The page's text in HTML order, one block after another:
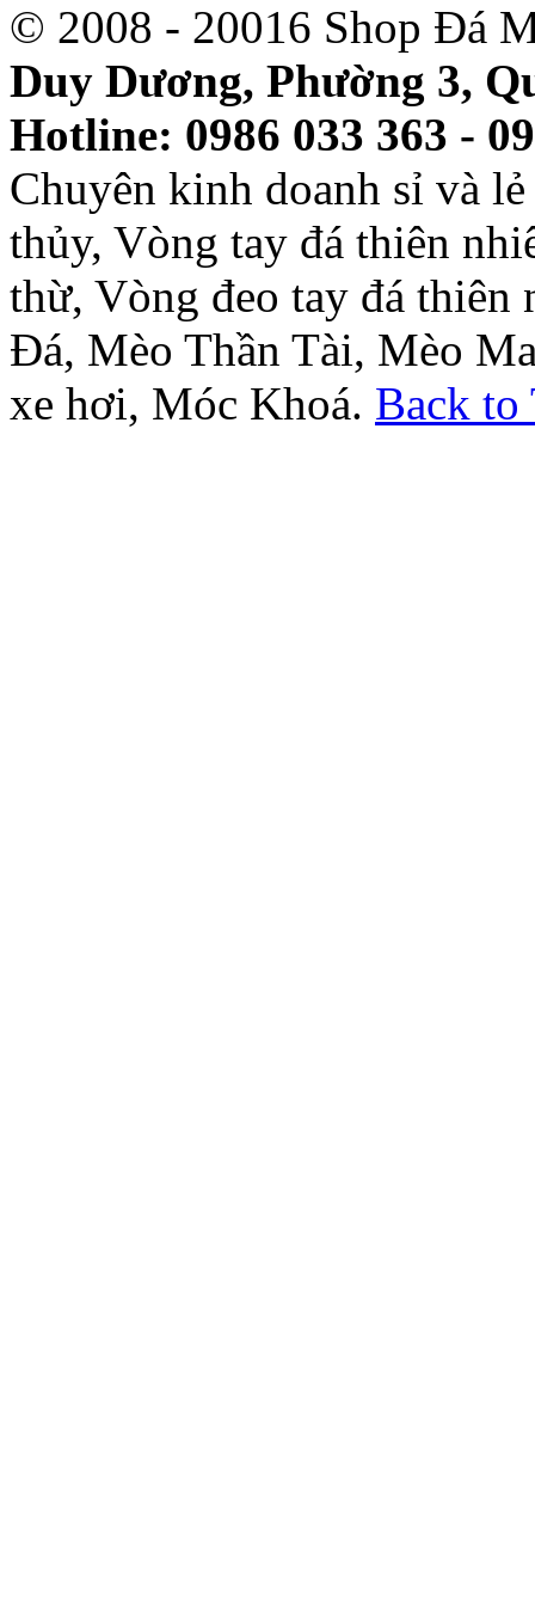
© 2008 - 20016 Shop Đá
Duy Dương, Phường 3,
Hotline: 0986 033 363 -
Chuyên kinh doanh sỉ và
thủy, Vòng tay đá thiên
thừ, Vòng đeo tay đá thiên
Đá, Mèo Thần Tài, Mèo
xe hơi, Móc Khoá. Back to